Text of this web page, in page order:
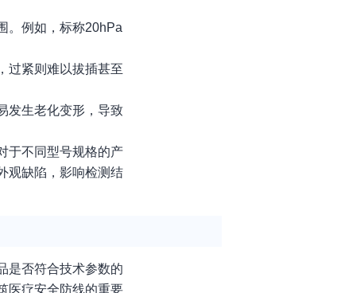
。例如，标称20hPa
过紧则难以拔插甚至
发生老化变形，导致
于不同型号规格的产
观缺陷，影响检测结
是否符合技术参数的
医疗安全防线的重要